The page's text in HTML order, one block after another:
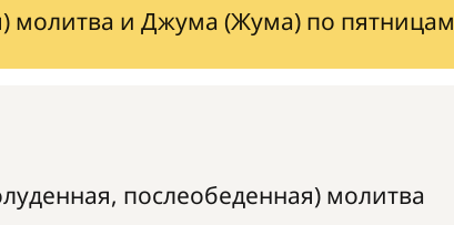
молитва и Джума (Жума) по пятницам
послеобеденная) молитва